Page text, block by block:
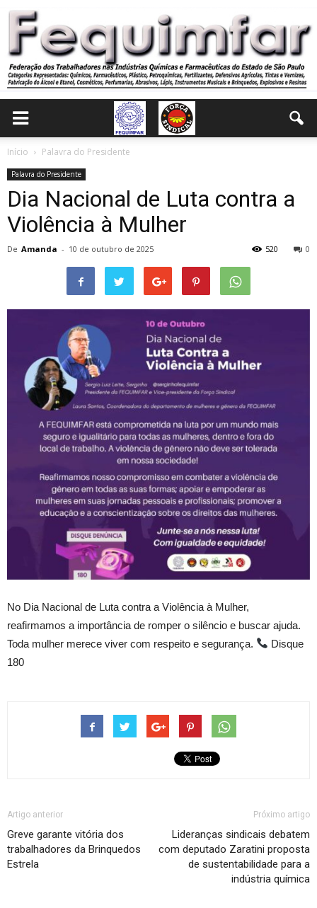
Início Palavra do Presidente
Palavra do Presidente
Dia Nacional de Luta contra a
Violência à Mulher
De Amanda - 10 de outubro de 2025 0
520
No Dia Nacional de Luta contra a Violência à Mulher,
reafirmamos a importância de romper o silêncio e buscar ajuda.
Toda mulher merece viver com respeito e segurança.
Disque
180
Artigo anterior
Greve garante vitória dos
trabalhadores da Brinquedos
Estrela
Próximo artigo
Lideranças sindicais debatem
com deputado Zaratini proposta
de sustentabilidade para a
indústria química